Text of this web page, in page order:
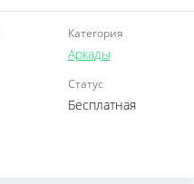
Категория
Аркады
Статус
Бесплатная